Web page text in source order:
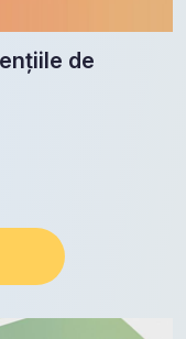
de